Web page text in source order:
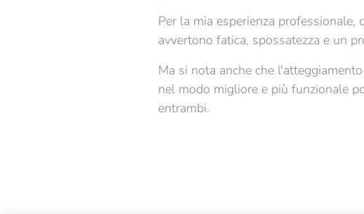
Per la mia esperienza
avvertono fatica, spossatezza e un
Ma si nota anche che
nel modo migliore e più funzionale
entrambi.